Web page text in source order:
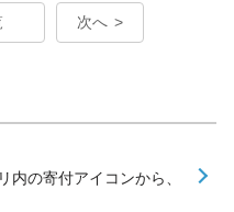
次へ
内の寄付アイコンから、